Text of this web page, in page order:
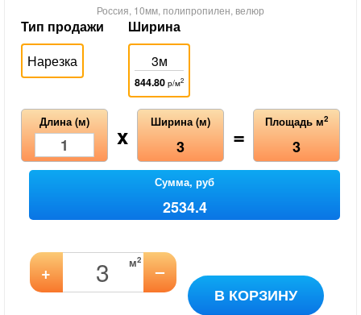
Россия, 10мм, полипропилен, велюр
Тип продажи
Нарезка
Ширина
3м
844.80 р/м2
Длина (м) x Ширина (м)
3 = Площадь м2
3
Сумма, руб
2534.4
+ м2 –
В КОРЗИНУ